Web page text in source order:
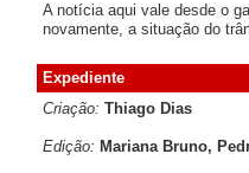
A notícia aqui vale desde o
novamente, a situação do
Expediente
Criação: Thiago Dias
Edição: Mariana Bruno,